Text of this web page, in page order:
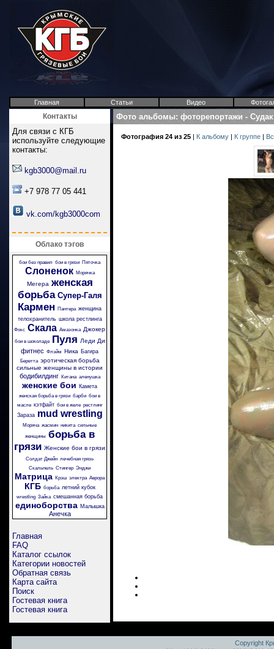
Главная Статьи Видео
Контакты
Для связи с КГБ
используйте следующие
контакты:
kgb3000@mail.ru
+7 978 77 05 441
vk.com/kgb3000com
Облако тэгов
бои без правил бои в грязи Пяточка
Слоненок Морячка
Мегера женская
борьба Супер-Галя
Кармен Пантера женщина
телохранитель школа рестлинга
Фокс Скала Амазонка Джокер
бои в шоколаде Пуля Леди Ди
фитнес Флэйм Ника Багира
Беретта эротическая борьба
сильные женщины в истории
бодибилдинг Китана аленушка
женские бои Камета
женская борьба в грязи барби бои в
масле кэтфайт бои в желе рестлинг
Зараза mud wrestling
Моряча жасмин никита сильные
женщины борьба в
грязи Женские бои в грязи
Солдат Джейн лечебная грязь
Скальпель Стингер Энджи
Матрица Крэш электра Аврора
КГБ борьба летний кубок
wrestling Зайка смешанная борьба
единоборства Малышка
Анечка
Главная
FAQ
Каталог ссылок
Категории новостей
Обратная связь
Карта сайта
Поиск
Гостевая книга
Гостевая книга
Фото альбомы: фоторепортажи -
Фотография 24 из 25 | К альбому | К группе |
Copyright